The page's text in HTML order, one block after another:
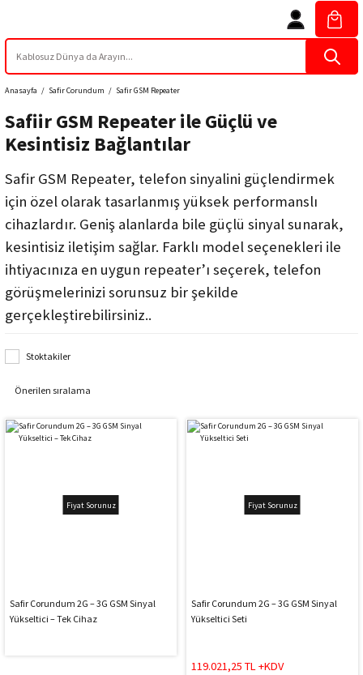
Anasayfa Safir Corundum Safir GSM Repeater
Safiir GSM Repeater ile Güçlü ve
Kesintisiz Bağlantılar
Safir GSM Repeater, telefon sinyalini güçlendirmek
için özel olarak tasarlanmış yüksek performanslı
cihazlardır. Geniş alanlarda bile güçlü sinyal sunarak,
kesintisiz iletişim sağlar. Farklı model seçenekleri ile
ihtiyacınıza en uygun repeater’ı seçerek, telefon
görüşmelerinizi sorunsuz bir şekilde
gerçekleştirebilirsiniz..
Stoktakiler
Fiyat Sorunuz
Safir Corundum 2G – 3G GSM Sinyal
Yükseltici – Tek Cihaz
Fiyat Sorunuz
Safir Corundum 2G – 3G GSM Sinyal
Yükseltici Seti
119.021,25 TL +KDV